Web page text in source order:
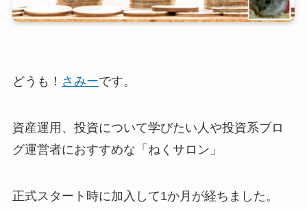
どうも！ さみーです。
資産運用、投資について学びたい人や投資系ブロ
グ運営者におすすめな「ねくサロン」
正式スタート時に加入して1か月が経ちました。